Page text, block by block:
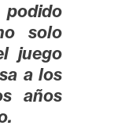
solo
juego
a los
años